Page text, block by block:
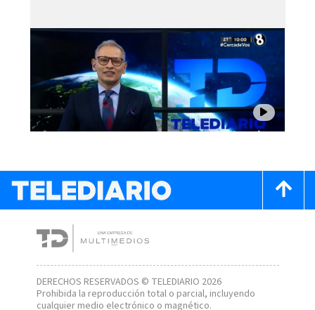
DERECHOS RESERVADOS © TELEDIARIO 2026
Prohibida la reproducción total o parcial, incluyendo
cualquier medio electrónico o magnético.